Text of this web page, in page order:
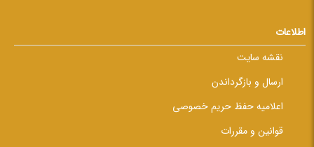
اطلاعات
نقشه سایت
ارسال و بازگرداندن
اعلامیه حفظ حریم خصوصی
قوانین و مقررات